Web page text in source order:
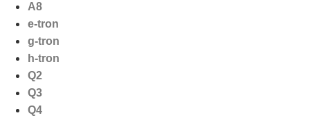
A8
e-tron
g-tron
h-tron
Q2
Q3
Q4